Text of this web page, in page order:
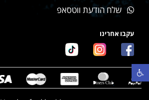
פתח סרגל נגישות
שלח הודעת ווטסאפ
עקבו אחרינו